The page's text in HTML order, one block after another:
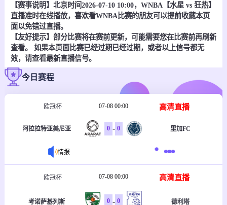
【赛事说明】北京时间2026-07-10 10:00，WNBA【水星 vs 狂热】
直播准时在线播放，喜欢看WNBA比赛的朋友可以提前收藏本页
面以免错过直播。
【友好提示】部分比赛将在赛前更新，可能需要您在比赛前再刷新
查看。 如果本页面比赛已经过期已经过期，或者以上信号都无
效，请查看最新直播信号。
今日赛程
欧冠杯 07-08 00:00 高清直播
阿拉拉特亚美尼亚 0 - 0 里加FC
情报
欧冠杯 07-08 00:00 高清直播
考诺萨基列斯 0 - 0 德利塔